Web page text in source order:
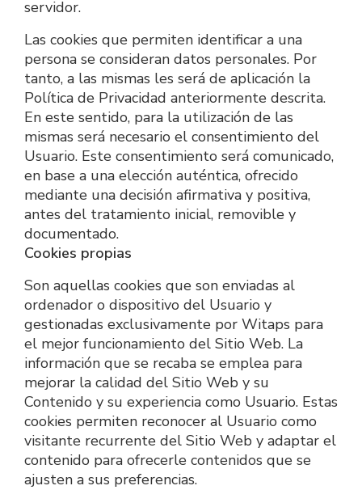
servidor.
Las cookies que permiten identificar a una
persona se consideran datos personales. Por
tanto, a las mismas les será de aplicación la
Política de Privacidad anteriormente descrita.
En este sentido, para la utilización de las
mismas será necesario el consentimiento del
Usuario. Este consentimiento será comunicado,
en base a una elección auténtica, ofrecido
mediante una decisión afirmativa y positiva,
antes del tratamiento inicial, removible y
documentado.
Cookies propias
Son aquellas cookies que son enviadas al
ordenador o dispositivo del Usuario y
gestionadas exclusivamente por Witaps para
el mejor funcionamiento del Sitio Web. La
información que se recaba se emplea para
mejorar la calidad del Sitio Web y su
Contenido y su experiencia como Usuario. Estas
cookies permiten reconocer al Usuario como
visitante recurrente del Sitio Web y adaptar el
contenido para ofrecerle contenidos que se
ajusten a sus preferencias.